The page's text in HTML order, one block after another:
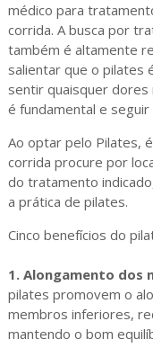
médico para
corrida. A busca por
também é altamente
salientar que o pilates
sentir quaisquer dores
é fundamental e
Ao optar pelo Pilates,
corrida procure por
do tratamento
a prática de pilates.
Cinco benefícios do
1. Alongamento dos
pilates promovem o
membros inferiores,
mantendo o bom